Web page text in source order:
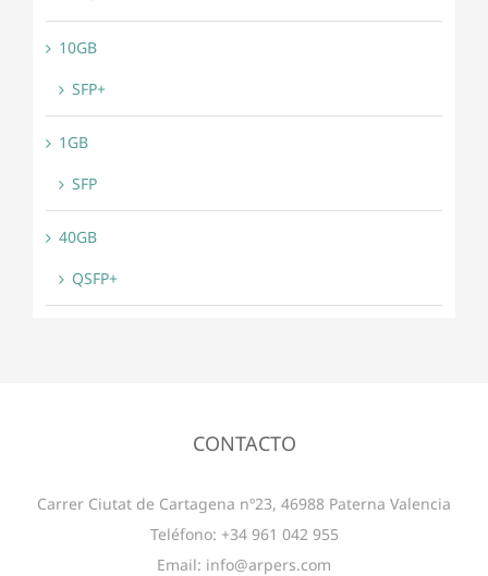
10GB
SFP+
1GB
SFP
40GB
QSFP+
CONTACTO
Carrer Ciutat de Cartagena nº23, 46988 Paterna Valencia
Teléfono: +34 961 042 955
Email: info@arpers.com